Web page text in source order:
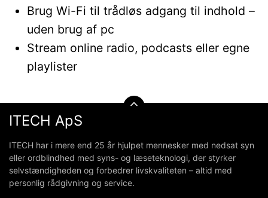
Brug Wi-Fi til trådløs adgang til indhold –
uden brug af pc
Stream online radio, podcasts eller egne
playlister
ITECH ApS
ITECH har i mere end 25 år hjulpet mennesker med nedsat syn
eller ordblindhed med syns- og læseteknologi, der styrker
selvstændigheden og forbedrer livskvaliteten – altid med
personlig rådgivning og service.